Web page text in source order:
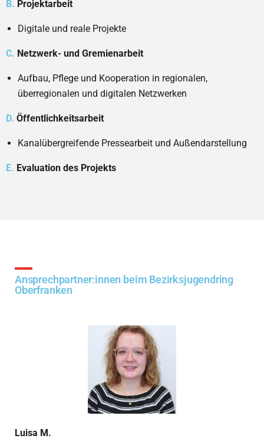
B. Projektarbeit
Digitale und reale Projekte
C. Netzwerk- und Gremienarbeit
Aufbau, Pflege und Kooperation in regionalen,
überregionalen und digitalen Netzwerken
D. Öffentlichkeitsarbeit
Kanalübergreifende Pressearbeit und Außendarstellung
E. Evaluation des Projekts
Ansprechpartner:innen beim Bezirksjugendring
Oberfranken
Luisa M.